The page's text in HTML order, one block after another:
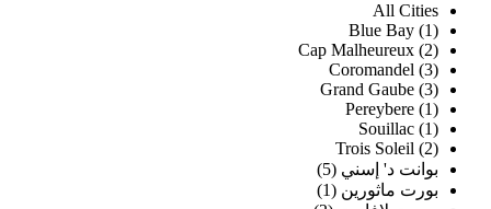
All Cities
Blue Bay (1)
Cap Malheureux (2)
Coromandel (3)
Grand Gaube (3)
Pereybere (1)
Souillac (1)
Trois Soleil (2)
بوانت د' إسني (5)
بورت ماثورين (1)